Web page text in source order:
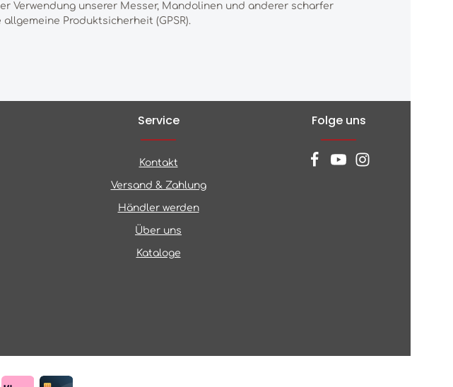
Verwendung unserer Messer, Mandolinen und anderer scharfer
Produktsicherheit (GPSR).
Service
Kontakt
Versand & Zahlung
Händler werden
Über uns
Kataloge
Folge uns